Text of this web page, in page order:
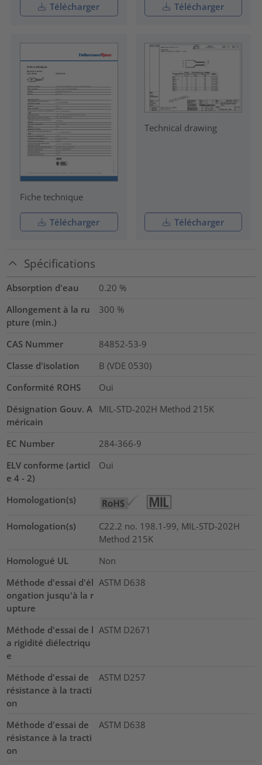
Télécharger Télécharger
Fiche technique
Télécharger
Technical drawing
Télécharger
Spécifications
Absorption d'eau 0.20 %
Allongement à la ru
pture (min.)
300 %
CAS Nummer
84852-53-9
Classe d'isolation
B (VDE 0530)
Conformité ROHS
Oui
Désignation Gouv. A
méricain
MIL-STD-202H Method 215K
EC Number
284-366-9
ELV conforme (articl
e 4 - 2)
Oui
Homologation(s)
Homologation(s)
C22.2 no. 198.1-99, MIL-STD-202H
Method 215K
Homologué UL
Non
Méthode d'essai d'él
ongation jusqu'à la r
upture
ASTM D638
Méthode d'essai de l
a rigidité diélectriqu
e
ASTM D2671
Méthode d'essai de
résistance à la tracti
on
ASTM D257
Méthode d'essai de
résistance à la tracti
on
ASTM D638